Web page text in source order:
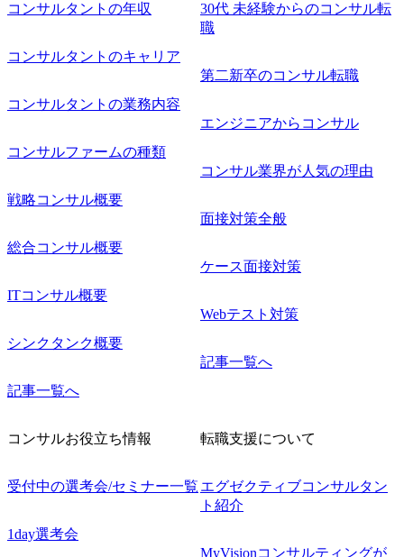
規事業開発にも興味があり、ゆくゆくはチャレンジしてみ
コンサルタントの年収
コンサルタントのキャリア
コンサルタントの業務内容
コンサルファームの種類
戦略コンサル概要
総合コンサル概要
ITコンサル概要
シンクタンク概要
記事一覧へ
30代 未経験からのコンサル転
職
第二新卒のコンサル転職
エンジニアからコンサル
コンサル業界が人気の理由
面接対策全般
ケース面接対策
Webテスト対策
記事一覧へ
コンサルお役立ち情報
受付中の選考会/セミナー一覧
1day選考会
転職支援について
エグゼクティブコンサルタン
ト紹介
MyVisionコンサルティングが